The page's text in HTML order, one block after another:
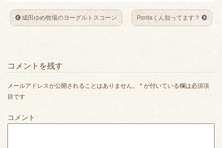
成田ゆめ牧場のヨーグルトスコーン Pontaくん知ってます？
コメントを残す
メールアドレスが公開されることはありません。 * が付いている欄は必須項
目です
コメント